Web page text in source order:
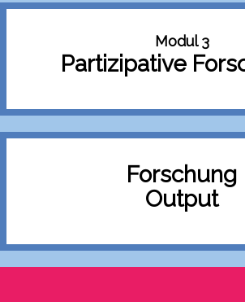
Modul 3
Partizipative
Forschung
Output